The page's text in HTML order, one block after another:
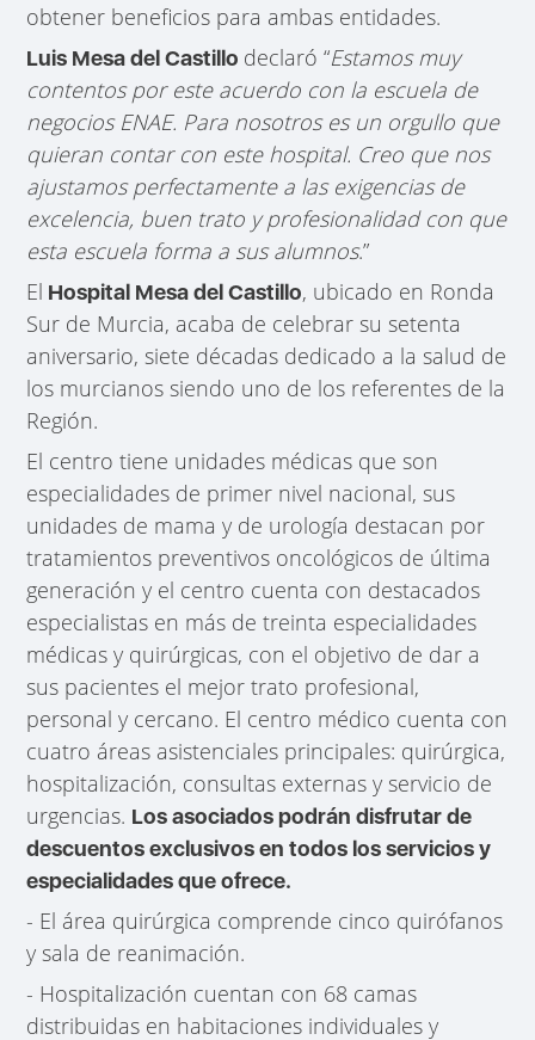
obtener beneficios para ambas entidades.
Luis Mesa del Castillo declaró “Estamos muy
contentos por este acuerdo con la escuela de
negocios ENAE. Para nosotros es un orgullo que
quieran contar con este hospital. Creo que nos
ajustamos perfectamente a las exigencias de
excelencia, buen trato y profesionalidad con que
esta escuela forma a sus alumnos.”
El Hospital Mesa del Castillo, ubicado en Ronda
Sur de Murcia, acaba de celebrar su setenta
aniversario, siete décadas dedicado a la salud de
los murcianos siendo uno de los referentes de la
Región.
El centro tiene unidades médicas que son
especialidades de primer nivel nacional, sus
unidades de mama y de urología destacan por
tratamientos preventivos oncológicos de última
generación y el centro cuenta con destacados
especialistas en más de treinta especialidades
médicas y quirúrgicas, con el objetivo de dar a
sus pacientes el mejor trato profesional,
personal y cercano. El centro médico cuenta con
cuatro áreas asistenciales principales: quirúrgica,
hospitalización, consultas externas y servicio de
urgencias. Los asociados podrán disfrutar de
descuentos exclusivos en todos los servicios y
especialidades que ofrece.
- El área quirúrgica comprende cinco quirófanos
y sala de reanimación.
- Hospitalización cuentan con 68 camas
distribuidas en habitaciones individuales y